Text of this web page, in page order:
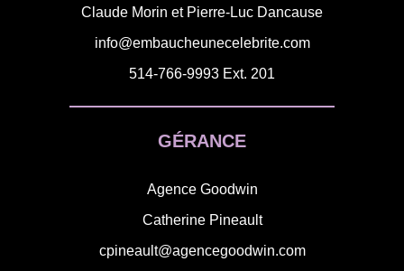
Claude Morin et Pierre-Luc Dancause
info@embaucheunecelebrite.com
514-766-9993 Ext. 201
GÉRANCE
Agence Goodwin
Catherine Pineault
cpineault@agencegoodwin.com